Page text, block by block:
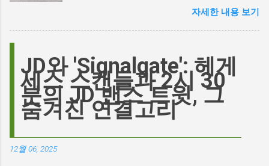
이름이 왜 다시 사람들의 입에 오르내리는 걸까
요? 표면적으로는 마고 로비가 제작하고 주연을
이 그 시작입니다. 하지만 그 이면에는 '연기'라
는 예술에 대한 깊은 갈망과, 완벽주의를 향한
끊임없는 열망이 숨겨져 있습니다. Photo by
Plufow Le Studio on Unsplash 폭풍의 언덕, 그
리고 캐스팅 논쟁의 불씨 최근 몇 주 동안 영화
자세한 내용 보기
JD와 'Signalgate': 헤게
세스 스캔들과 2시 30
분의 JD 밴스 트윗, 그
숨겨진 연결고리
12월 06, 2025